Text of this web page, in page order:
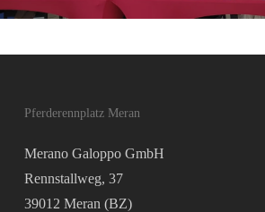
Pferderennplatz Meran
Merano Galoppo GmbH
Rennstallweg, 37
39012 Meran (BZ)